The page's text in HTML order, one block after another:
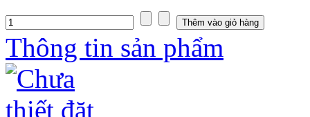
Thông tin sản phẩm